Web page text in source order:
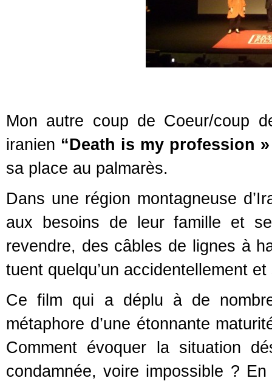
Mon autre coup de Coeur/coup
iranien “Death is my profession
sa place au palmarès.
Dans une région montagneuse
aux besoins de leur famille et
revendre, des câbles de lignes à
tuent quelqu’un accidentellement
Ce film qui a déplu à de
métaphore d’une étonnante
Comment évoquer la situation
condamnée, voire impossible ?